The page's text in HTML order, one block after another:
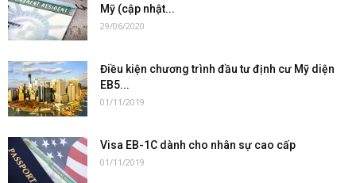
Mỹ (cập nhật...
29/06/2020
Điều kiện chương trình đầu tư định cư Mỹ diện
EB5...
01/11/2019
Visa EB-1C dành cho nhân sự cao cấp
01/11/2019